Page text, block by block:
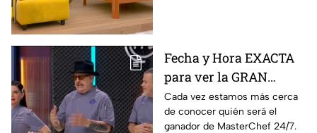
Fecha y Hora EXACTA
para ver la GRAN
FINAL de MasterChef
24/7
Cada vez estamos más cerca
de conocer quién será el
ganador de MasterChef 24/7.